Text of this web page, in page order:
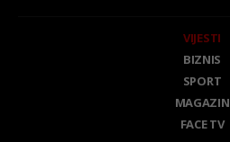
VIJESTI
BIZNIS
SPORT
MAGAZIN
FACE TV